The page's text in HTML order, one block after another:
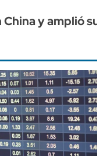
y amplió